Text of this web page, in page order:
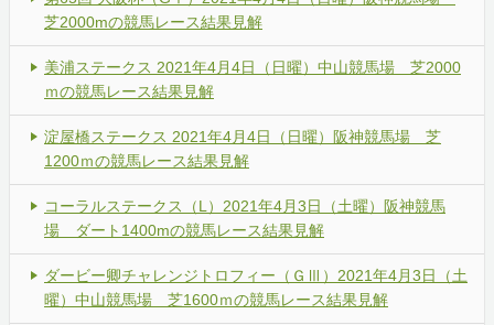
芝2000mの競馬レース結果見解
美浦ステークス 2021年4月4日（日曜）中山競馬場 芝2000
ｍの競馬レース結果見解
淀屋橋ステークス 2021年4月4日（日曜）阪神競馬場 芝
1200ｍの競馬レース結果見解
コーラルステークス（L）2021年4月3日（土曜）阪神競馬
場 ダート1400mの競馬レース結果見解
ダービー卿チャレンジトロフィー（ＧⅢ）2021年4月3日（土
曜）中山競馬場 芝1600ｍの競馬レース結果見解